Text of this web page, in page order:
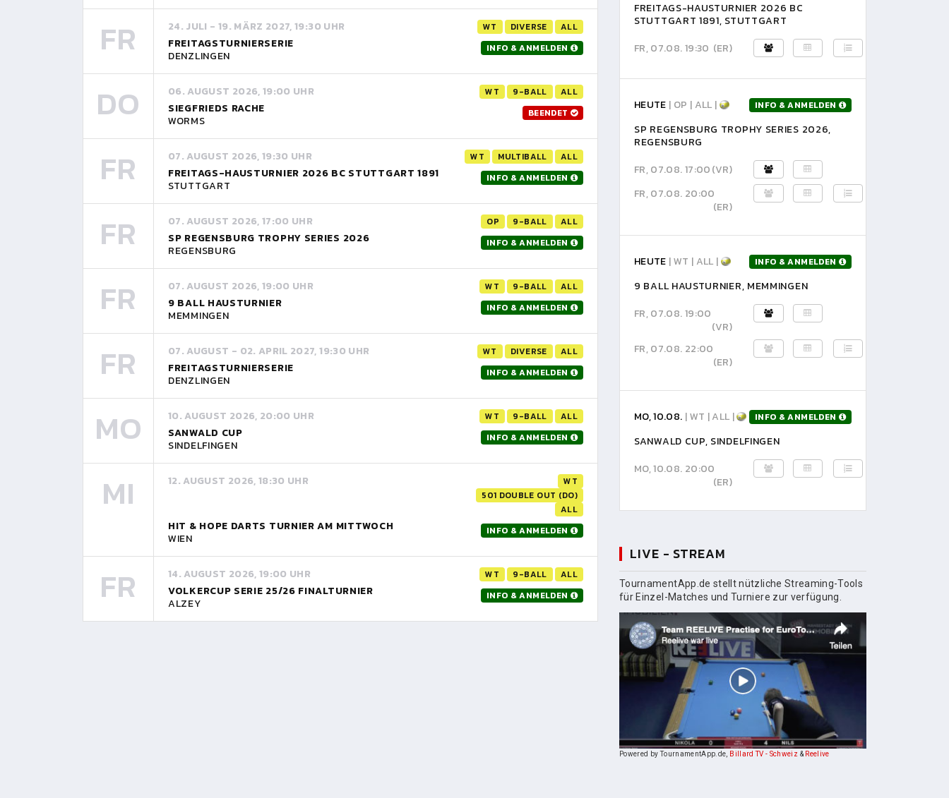
FR 24. JULI - 19. MÄRZ 2027, 19:30 UHR WT DIVERSE ALL
FREITAGSTURNIERSERIE
DENZLINGEN
INFO & ANMELDEN
DO 06. AUGUST 2026, 19:00 UHR WT 9-BALL ALL
SIEGFRIEDS RACHE
WORMS
BEENDET
FR 07. AUGUST 2026, 19:30 UHR WT MULTIBALL ALL
FREITAGS-HAUSTURNIER 2026 BC STUTTGART 1891
STUTTGART
INFO & ANMELDEN
FR 07. AUGUST 2026, 17:00 UHR OP 9-BALL ALL
SP REGENSBURG TROPHY SERIES 2026
REGENSBURG
INFO & ANMELDEN
FR 07. AUGUST 2026, 19:00 UHR WT 9-BALL ALL
9 BALL HAUSTURNIER
MEMMINGEN
INFO & ANMELDEN
FR 07. AUGUST - 02. APRIL 2027, 19:30 UHR WT DIVERSE ALL
FREITAGSTURNIERSERIE
DENZLINGEN
INFO & ANMELDEN
MO 10. AUGUST 2026, 20:00 UHR WT 9-BALL ALL
SANWALD CUP
SINDELFINGEN
INFO & ANMELDEN
MI 12. AUGUST 2026, 18:30 UHR
WT
501 DOUBLE OUT (DO)
ALL
HIT & HOPE DARTS TURNIER AM MITTWOCH
WIEN
INFO & ANMELDEN
FR 14. AUGUST 2026, 19:00 UHR WT 9-BALL ALL
VOLKERCUP SERIE 25/26 FINALTURNIER
ALZEY
INFO & ANMELDEN
FREITAGS-HAUSTURNIER 2026 BC
STUTTGART 1891, STUTTGART
FR, 07.08. 19:30 (ER)
HEUTE | OP | ALL | INFO & ANMELDEN
SP REGENSBURG TROPHY SERIES 2026,
REGENSBURG
FR, 07.08. 17:00(VR)
FR, 07.08. 20:00
(ER)
HEUTE | WT | ALL | INFO & ANMELDEN
9 BALL HAUSTURNIER, MEMMINGEN
FR, 07.08. 19:00
(VR)
FR, 07.08. 22:00
(ER)
MO, 10.08. | WT | ALL | INFO & ANMELDEN
SANWALD CUP, SINDELFINGEN
MO, 10.08. 20:00
(ER)
LIVE - STREAM
TournamentApp.de stellt nützliche Streaming-Tools
für Einzel-Matches und Turniere zur verfügung.
Powered by TournamentApp.de, Billard TV - Schweiz & Reelive